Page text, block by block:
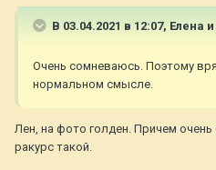
В 03.04.2021 в 12:07, Елена
Очень сомневаюсь. Поэтому
нормальном смысле.
Лен, на фото голден. Причем
ракурс такой.